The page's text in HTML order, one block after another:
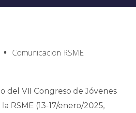
Comunicacion RSME
del VII Congreso de Jóvenes
RSME (13-17/enero/2025,